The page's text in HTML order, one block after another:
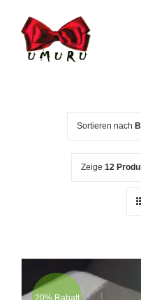
Inhalt
springen
Sortieren nach
Zeige 12
20% Rabatt